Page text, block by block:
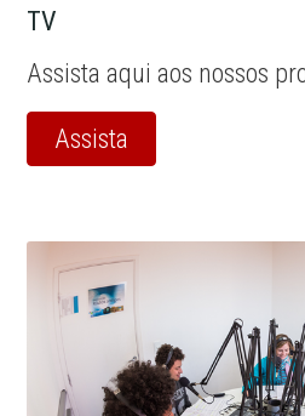
TV
Assista aqui aos nossos
Assista